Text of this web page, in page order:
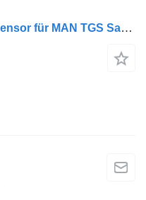
81272036044 Kraftstoffstandsensor für MAN TGS Sattelzugmaschine